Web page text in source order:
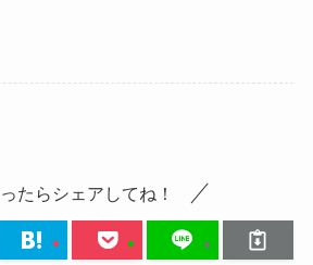
たらシェアしてね！